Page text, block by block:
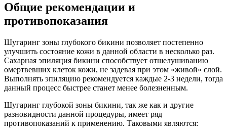
Общие рекомендации и
противопоказания
Шугаринг зоны глубокого бикини позволяет постепенно
улучшить состояние кожи в данной области в несколько раз.
Сахарная эпиляция бикини способствует отшелушиванию
омертвевших клеток кожи, не задевая при этом «живой» слой.
Выполнять эпиляцию рекомендуется каждые 2-3 недели, тогда
данный процесс быстрее станет менее болезненным.
Шугаринг глубокой зоны бикини, так же как и другие
разновидности данной процедуры, имеет ряд
противопоказаний к применению. Таковыми являются: